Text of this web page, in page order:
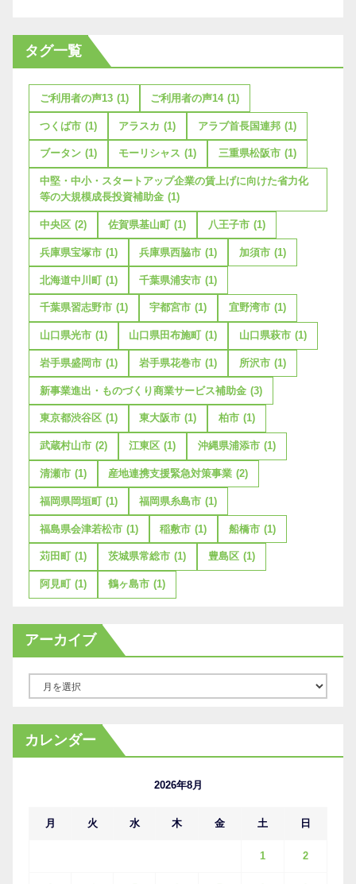
タグ一覧
ご利用者の声13 (1) ご利用者の声14 (1)
つくば市 (1) アラスカ (1) アラブ首長国連邦 (1)
ブータン (1) モーリシャス (1) 三重県松阪市 (1)
中堅・中小・スタートアップ企業の賃上げに向けた省力化
等の大規模成長投資補助金 (1)
中央区 (2) 佐賀県基山町 (1) 八王子市 (1)
兵庫県宝塚市 (1) 兵庫県西脇市 (1) 加須市 (1)
北海道中川町 (1) 千葉県浦安市 (1)
千葉県習志野市 (1) 宇都宮市 (1) 宜野湾市 (1)
山口県光市 (1) 山口県田布施町 (1) 山口県萩市 (1)
岩手県盛岡市 (1) 岩手県花巻市 (1) 所沢市 (1)
新事業進出・ものづくり商業サービス補助金 (3)
東京都渋谷区 (1) 東大阪市 (1) 柏市 (1)
武蔵村山市 (2) 江東区 (1) 沖縄県浦添市 (1)
清瀬市 (1) 産地連携支援緊急対策事業 (2)
福岡県岡垣町 (1) 福岡県糸島市 (1)
福島県会津若松市 (1) 稲敷市 (1) 船橋市 (1)
苅田町 (1) 茨城県常総市 (1) 豊島区 (1)
阿見町 (1) 鶴ヶ島市 (1)
アーカイブ
カ
イ
カレンダー
2026年8月
月 火 水 木 金 土 日
1 2